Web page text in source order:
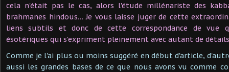
cela n'était pas le cas, alors l'étude millénariste des
brahmanes hindous… Je vous laisse juger de cette
liens subtils et donc de cette correspondance de vue
ésotériques qui s'expriment pleinement avec autant de
Comme je l'ai plus ou moins suggéré en début d'article,
aussi les grandes bases de ce que nous avons vu comme